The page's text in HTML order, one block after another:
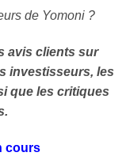
de Yomoni ?
avis clients sur
investisseurs, les
que les critiques
cours